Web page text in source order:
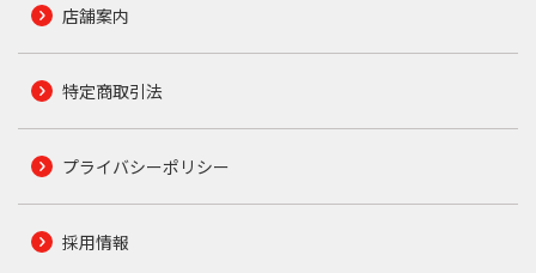
店舗案内
特定商取引法
プライバシーポリシー
採用情報